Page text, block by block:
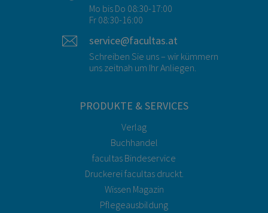
Mo bis Do 08:30-17:00
Fr 08:30-16:00
service@facultas.at
Schreiben Sie uns – wir kümmern
uns zeitnah um Ihr Anliegen.
PRODUKTE & SERVICES
Verlag
Buchhandel
facultas Bindeservice
Druckerei facultas druckt.
Wissen Magazin
Pflegeausbildung